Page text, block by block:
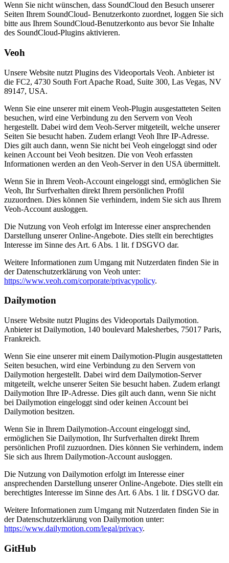
Wenn Sie nicht wünschen, dass SoundCloud den Besuch unserer
Seiten Ihrem SoundCloud- Benutzerkonto zuordnet, loggen Sie sich
bitte aus Ihrem SoundCloud-Benutzerkonto aus bevor Sie Inhalte
des SoundCloud-Plugins aktivieren.
Veoh
Unsere Website nutzt Plugins des Videoportals Veoh. Anbieter ist
die FC2, 4730 South Fort Apache Road, Suite 300, Las Vegas, NV
89147, USA.
Wenn Sie eine unserer mit einem Veoh-Plugin ausgestatteten Seiten
besuchen, wird eine Verbindung zu den Servern von Veoh
hergestellt. Dabei wird dem Veoh-Server mitgeteilt, welche unserer
Seiten Sie besucht haben. Zudem erlangt Veoh Ihre IP-Adresse.
Dies gilt auch dann, wenn Sie nicht bei Veoh eingeloggt sind oder
keinen Account bei Veoh besitzen. Die von Veoh erfassten
Informationen werden an den Veoh-Server in den USA übermittelt.
Wenn Sie in Ihrem Veoh-Account eingeloggt sind, ermöglichen Sie
Veoh, Ihr Surfverhalten direkt Ihrem persönlichen Profil
zuzuordnen. Dies können Sie verhindern, indem Sie sich aus Ihrem
Veoh-Account ausloggen.
Die Nutzung von Veoh erfolgt im Interesse einer ansprechenden
Darstellung unserer Online-Angebote. Dies stellt ein berechtigtes
Interesse im Sinne des Art. 6 Abs. 1 lit. f DSGVO dar.
Weitere Informationen zum Umgang mit Nutzerdaten finden Sie in
der Datenschutzerklärung von Veoh unter:
https://www.veoh.com/corporate/privacypolicy.
Dailymotion
Unsere Website nutzt Plugins des Videoportals Dailymotion.
Anbieter ist Dailymotion, 140 boulevard Malesherbes, 75017 Paris,
Frankreich.
Wenn Sie eine unserer mit einem Dailymotion-Plugin ausgestatteten
Seiten besuchen, wird eine Verbindung zu den Servern von
Dailymotion hergestellt. Dabei wird dem Dailymotion-Server
mitgeteilt, welche unserer Seiten Sie besucht haben. Zudem erlangt
Dailymotion Ihre IP-Adresse. Dies gilt auch dann, wenn Sie nicht
bei Dailymotion eingeloggt sind oder keinen Account bei
Dailymotion besitzen.
Wenn Sie in Ihrem Dailymotion-Account eingeloggt sind,
ermöglichen Sie Dailymotion, Ihr Surfverhalten direkt Ihrem
persönlichen Profil zuzuordnen. Dies können Sie verhindern, indem
Sie sich aus Ihrem Dailymotion-Account ausloggen.
Die Nutzung von Dailymotion erfolgt im Interesse einer
ansprechenden Darstellung unserer Online-Angebote. Dies stellt ein
berechtigtes Interesse im Sinne des Art. 6 Abs. 1 lit. f DSGVO dar.
Weitere Informationen zum Umgang mit Nutzerdaten finden Sie in
der Datenschutzerklärung von Dailymotion unter:
https://www.dailymotion.com/legal/privacy.
GitHub